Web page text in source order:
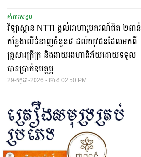
គាំពារសង្គម
វិទ្យាស្ថាន NTTI ផ្តល់អាហារូបករណ៍ជិត ២ពាន់
កន្លែងលើជំនាញចំនួន៨ ដល់យុវជនដែលមកពី
គ្រួសារក្រីក្រ និងងាយ​រងហានិ​ភ័យ​ដោយ​ទទួល​
បាន​ប្រាក់​ឧបត្ថម្ភ
29-កក្តដា-2026 - ម៉ោង 02:50:PM